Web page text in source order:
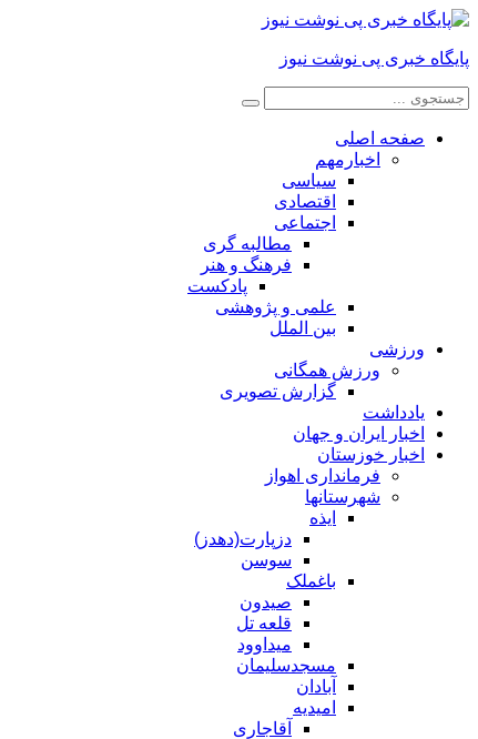
پایگاه خبری پی نوشت نیوز
صفحه اصلی
اخبارمهم
سیاسی
اقتصادی
اجتماعی
مطالبه گری
فرهنگ و هنر
پادکست
علمی و پژوهشی
بین الملل
ورزشی
ورزش همگانی
گزارش تصویری
یادداشت
اخبار ایران و جهان
اخبار خوزستان
فرمانداری اهواز
شهرستانها
ایذه
دزپارت(دهدز)
سوسن
باغملک
صیدون
قلعه تل
میداوود
مسجدسلیمان
آبادان
امیدیه
آقاجاری